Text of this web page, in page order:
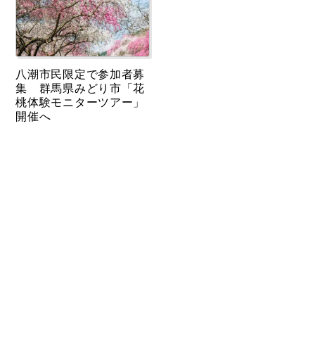
八潮市民限定で参加者募
集 群馬県みどり市「花
桃体験モニターツアー」
開催へ